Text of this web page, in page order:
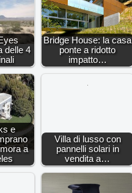
delle 4
Bridge House: la casa
ponte a ridotto
impatto…
e
a
Villa di lusso con
pannelli solari in
vendita a…